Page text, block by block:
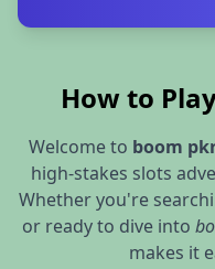
How to
Welcome to boom
high-stakes slots
Whether you're
or ready to dive into
makes it